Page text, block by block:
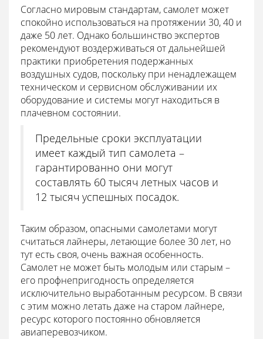
Согласно мировым стандартам, самолет может
спокойно использоваться на протяжении 30, 40 и
даже 50 лет. Однако большинство экспертов
рекомендуют воздерживаться от дальнейшей
практики приобретения подержанных
воздушных судов, поскольку при ненадлежащем
техническом и сервисном обслуживании их
оборудование и системы могут находиться в
плачевном состоянии.
Предельные сроки эксплуатации
имеет каждый тип самолета –
гарантированно они могут
составлять 60 тысяч летных часов и
12 тысяч успешных посадок.
Таким образом, опасными самолетами могут
считаться лайнеры, летающие более 30 лет, но
тут есть своя, очень важная особенность.
Самолет не может быть молодым или старым –
его профнепригодность определяется
исключительно выработанным ресурсом. В связи
с этим можно летать даже на старом лайнере,
ресурс которого постоянно обновляется
авиаперевозчиком.